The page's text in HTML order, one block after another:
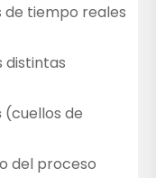
de tiempo reales
distintas
(cuellos de
del proceso